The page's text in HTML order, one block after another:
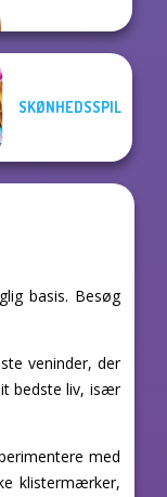
SKØNHEDSSPIL
basis. Besøg
veninder, der
bedste liv, især
med
klistermærker,